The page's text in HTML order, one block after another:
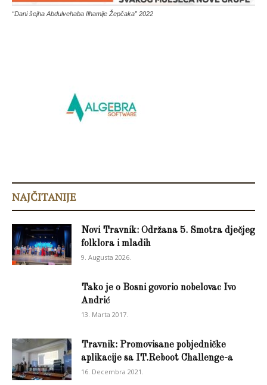
“Dani šejha Abdulvehaba Ilhamije Žepčaka” 2022
NAJČITANIJE
Novi Travnik: Održana 5. Smotra dječjeg
folklora i mladih
9. Augusta 2026.
Tako je o Bosni govorio nobelovac Ivo
Andrić
13. Marta 2017.
Travnik: Promovisane pobjedničke
aplikacije sa IT.Reboot Challenge-a
16. Decembra 2021.